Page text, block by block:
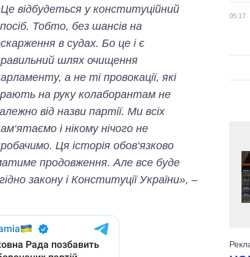
відбудеться у конституційний
Тобто, без шансів на
в судах. Бо це і є
шлях очищення
а не ті провокації, які
на руку колаборантам не
від назви партії. Ми всіх
і нікому нічого не
Ця історія обов‘язково
продовження. Але все буде
закону і Конституції України», –
05:17
на холодну воду у
містах України на
початок серпня